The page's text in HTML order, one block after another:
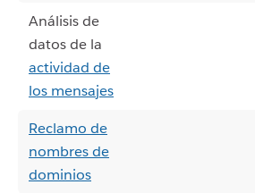
Análisis de
datos de la
actividad de
los mensajes
Reclamo de
nombres de
dominios